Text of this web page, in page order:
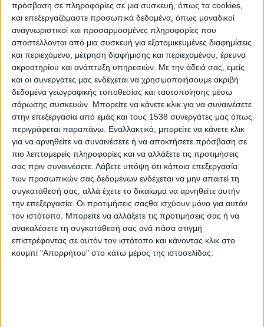
πρόσβαση σε πληροφορίες σε μια συσκευή, όπως τα cookies,
και επεξεργαζόμαστε προσωπικά δεδομένα, όπως μοναδικοί
αναγνωριστικοί και προσαρμοσμένες πληροφορίες που
αποστέλλονται από μια συσκευή για εξατομικευμένες διαφημίσεις
και περιεχόμενο, μέτρηση διαφήμισης και περιεχομένου, έρευνα
ακροατηρίου και ανάπτυξη υπηρεσιών. Με την άδειά σας, εμείς
και οι συνεργάτες μας ενδέχεται να χρησιμοποιήσουμε ακριβή
δεδομένα γεωγραφικής τοποθεσίας και ταυτοποίησης μέσω
σάρωσης συσκευών. Μπορείτε να κάνετε κλικ για να συναινέσετε
στην επεξεργασία από εμάς και τους 1538 συνεργάτες μας όπως
περιγράφεται παραπάνω. Εναλλακτικά, μπορείτε να κάνετε κλικ
για να αρνηθείτε να συναινέσετε ή να αποκτήσετε πρόσβαση σε
πιο λεπτομερείς πληροφορίες και να αλλάξετε τις προτιμήσεις
σας πριν συναινέσετε. Λάβετε υπόψη ότι κάποια επεξεργασία
των προσωπικών σας δεδομένων ενδέχεται να μην απαιτεί τη
συγκατάθεσή σας, αλλά έχετε το δικαίωμα να αρνηθείτε αυτήν
την επεξεργασία. Οι προτιμήσεις σαςθα ισχύουν μόνο για αυτόν
τον ιστότοπο. Μπορείτε να αλλάξετε τις προτιμήσεις σας ή να
ανακαλέσετε τη συγκατάθεσή σας ανά πάσα στιγμή
επιστρέφοντας σε αυτόν τον ιστότοπο και κάνοντας κλικ στο
κουμπί "Απορρήτου" στο κάτω μέρος της ιστοσελίδας.
- Advertisement -
Με επιτυχία πραγματοποιήθηκε σήμερα, Δευτέρα 11
Μαΐου 2026, η ημερίδαπου διοργάνωσε ο Εθνικός
Οργανισμός Δημόσιας Υγείας (ΕΟΔΥ) με τίτλο:«Από τον
σχεδιασμό στην υλοποίηση: Ο εκσυγχρονισμός του ΕΟΔΥ
με τη συμβολή του Ταμείου Ανάκαμψης και
Ανθεκτικότητας».
Η εκδήλωση εντάσσεται στο πλαίσιο της Λειτουργικής
Αναδιοργάνωσης του ΕΟΔΥ, η οποία υλοποιείται μέσω του
Εθνικού Σχεδίου Ανάκαμψης και Ανθεκτικότητας «Ελλάδα 2.0»,
με χρηματοδότηση από την Ευρωπαϊκή Ένωση –